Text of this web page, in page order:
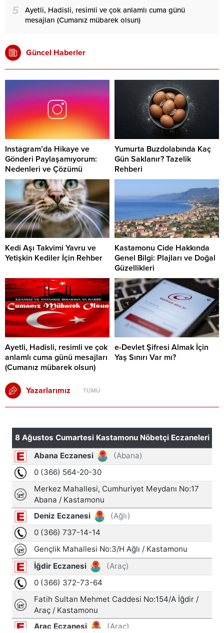
5
Ayetli, Hadisli, resimli ve çok anlamlı cuma günü
mesajları (Cumanız mübarek olsun)
Güncel Haberler
Instagram’da Hikaye ve
Gönderi Paylaşamıyorum:
Nedenleri ve Çözümü
Yumurta Buzdolabında Kaç
Gün Saklanır? Tazelik
Rehberi
Kedi Aşı Takvimi Yavru ve
Yetişkin Kediler İçin Rehber
Kastamonu Cide Hakkında
Genel Bilgi: Plajları ve Doğal
Güzellikleri
Ayetli, Hadisli, resimli ve çok
anlamlı cuma günü mesajları
(Cumanız mübarek olsun)
e-Devlet Şifresi Almak İçin
Yaş Sınırı Var mı?
Yazarlarımız TÜMÜ